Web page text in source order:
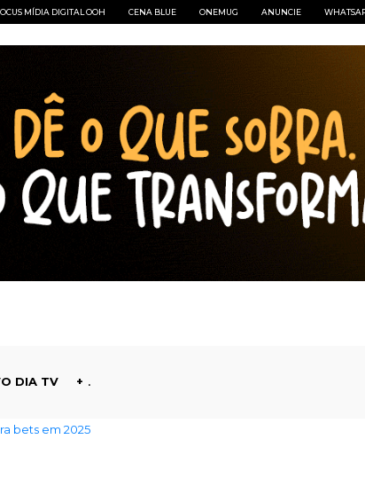
MÍDIA DIGITAL OOH CENA BLUE ONEMUG ANUNCIE
DIA TV +
bets em 2025